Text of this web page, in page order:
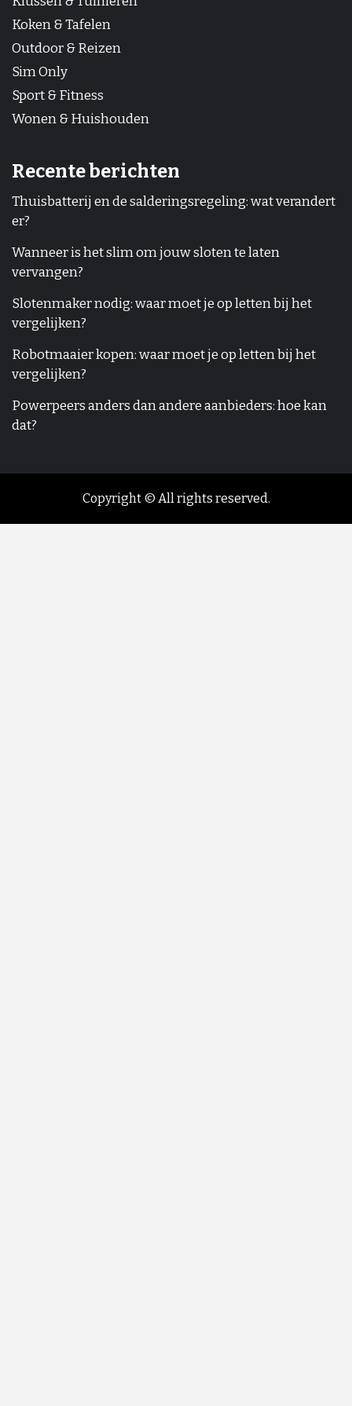
Koken & Tafelen
Outdoor & Reizen
Sim Only
Sport & Fitness
Wonen & Huishouden
Recente berichten
Thuisbatterij en de salderingsregeling: wat verandert
er?
Wanneer is het slim om jouw sloten te laten
vervangen?
Slotenmaker nodig: waar moet je op letten bij het
vergelijken?
Robotmaaier kopen: waar moet je op letten bij het
vergelijken?
Powerpeers anders dan andere aanbieders: hoe kan
dat?
Copyright © All rights reserved.